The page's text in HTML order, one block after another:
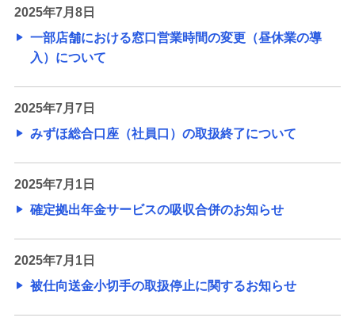
2025年7月8日
一部店舗における窓口営業時間の変更（昼休業の導
入）について
2025年7月7日
みずほ総合口座（社員口）の取扱終了について
2025年7月1日
確定拠出年金サービスの吸収合併のお知らせ
2025年7月1日
被仕向送金小切手の取扱停止に関するお知らせ